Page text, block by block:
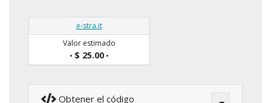
e-stra.it
Valor estimado
• $ 25.00•
Obtener el código